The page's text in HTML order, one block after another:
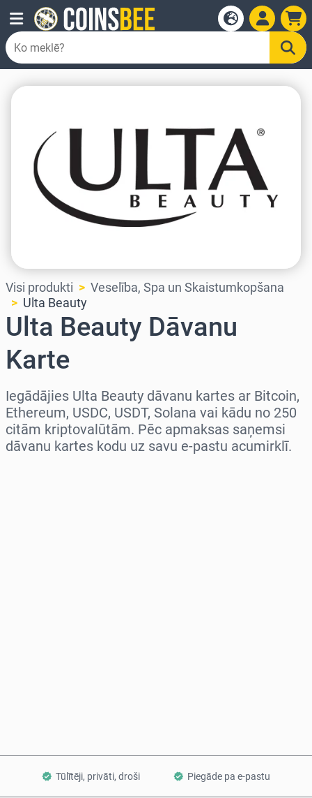
Visi produkti
Veselība, Spa un Skaistumkopšana
Ulta Beauty
Ulta Beauty Dāvanu
Karte
Iegādājies Ulta Beauty dāvanu kartes ar Bitcoin,
Ethereum, USDC, USDT, Solana vai kādu no 250
citām kriptovalūtām. Pēc apmaksas saņemsi
dāvanu kartes kodu uz savu e-pastu acumirklī.
Tūlītēji, privāti, droši Piegāde pa e-pastu